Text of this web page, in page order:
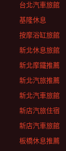
台北汽車旅館
基隆休息
按摩浴缸旅館
新北休息旅館
新北摩鐵推薦
新北汽旅推薦
新北汽車旅館
新店汽旅住宿
新店汽車旅館
板橋休息推薦